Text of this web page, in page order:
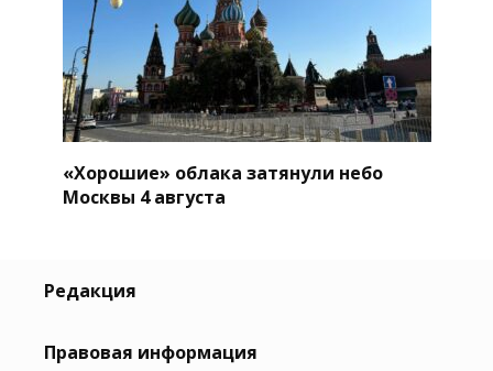
«Хорошие» облака затянули небо
Москвы 4 августа
Редакция
Правовая информация